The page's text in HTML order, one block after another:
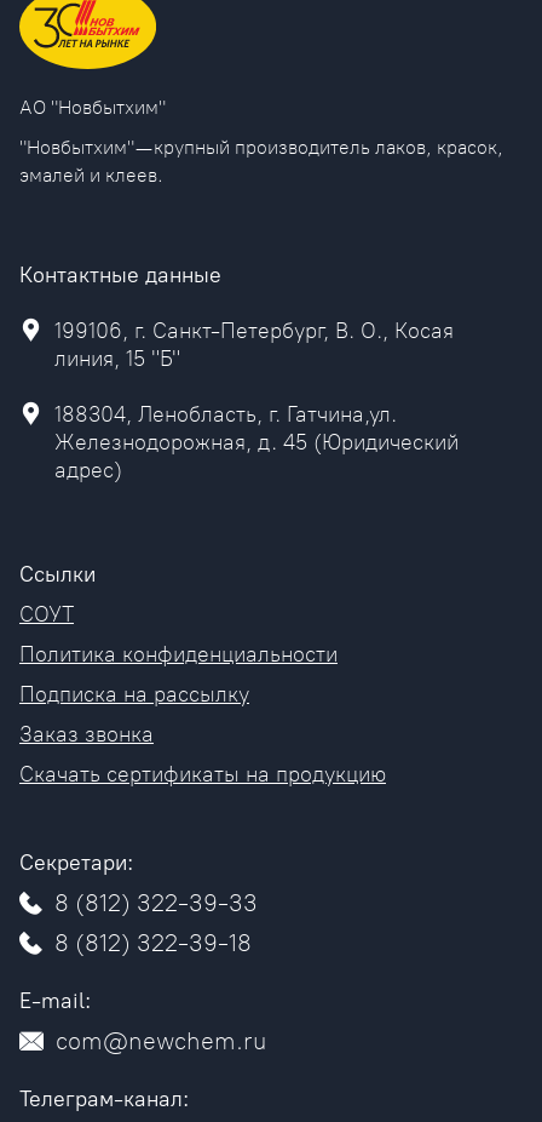
AO "Новбытхим"
"Новбытхим" — крупный производитель лаков, красок,
эмалей и клеев.
Контактные данные
199106, г. Санкт-Петербург, В. О., Косая
линия, 15 "Б"
188304, Ленобласть, г. Гатчина,ул.
Железнодорожная, д. 45 (Юридический
адрес)
Ссылки
СОУТ
Политика конфиденциальности
Подписка на рассылку
Заказ звонка
Скачать сертификаты на продукцию
Секретари:
8 (812) 322-39-33
8 (812) 322-39-18
E-mail:
com@newchem.ru
Телеграм-канал: